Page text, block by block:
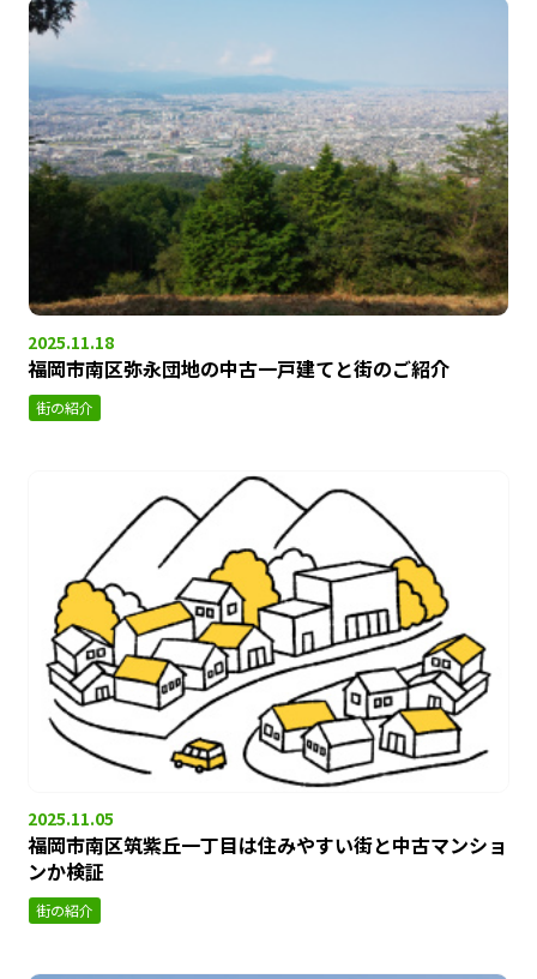
2025.11.18
福岡市南区弥永団地の中古一戸建てと街のご紹介
街の紹介
2025.11.05
福岡市南区筑紫丘一丁目は住みやすい街と中古マンショ
ンか検証
街の紹介